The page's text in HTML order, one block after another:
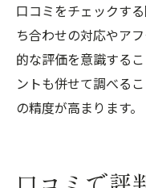
口コミをチェックす
ち合わせの対応やア
的な評価を意識する
ントも併せて調べる
の精度が高まります。